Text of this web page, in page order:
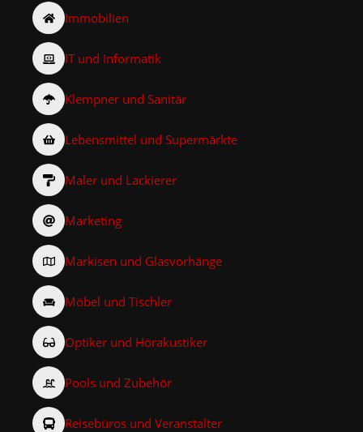
Immobilien
IT und Informatik
Klempner und Sanitär
Lebensmittel und Supermärkte
Maler und Lackierer
Marketing
Markisen und Glasvorhänge
Möbel und Tischler
Optiker und Hörakustiker
Pools und Zubehör
Reisebüros und Veranstalter